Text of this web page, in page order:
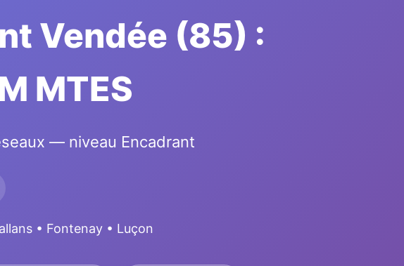
Vendée (85) :
MTES
— niveau Encadrant
• Fontenay • Luçon